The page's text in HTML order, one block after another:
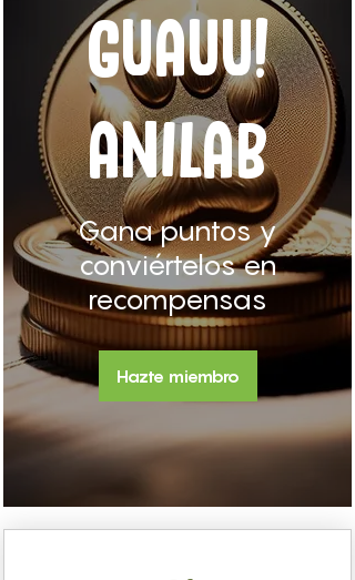
GUAUU!
ANILAB
Gana puntos y
conviértelos en
recompensas
Hazte miembro